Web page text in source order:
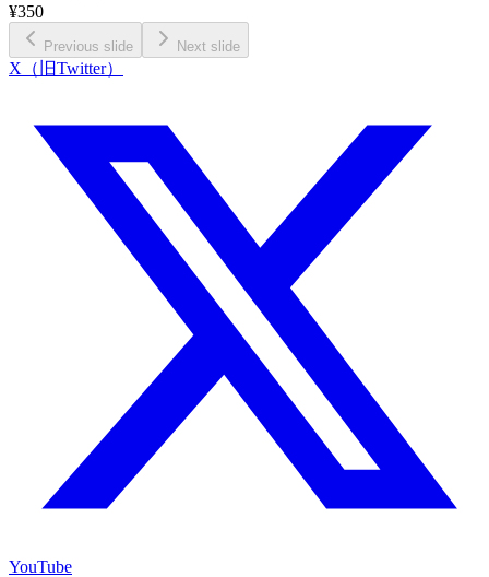
¥350
Previous slide Next slide
X（旧Twitter）
YouTube